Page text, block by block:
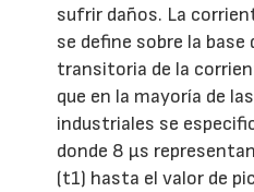
sufrir daños. La
se define sobre la base
transitoria de la
que en la mayoría de
industriales se
donde 8 µs
(t1) hasta el valor de